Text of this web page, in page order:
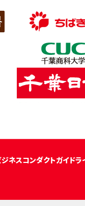
ジネスコンダクトガイドラ